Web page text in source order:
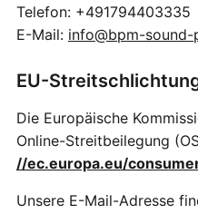
Telefon: +491794403335
E-Mail: info@bpm-sound-
EU-
Die Europäische
Online-Streitbeilegung
//ec.europa.eu/
Unsere E-Mail-Adresse